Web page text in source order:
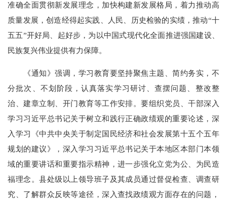
准确全面贯彻新发展理念，加快构建新发展格局，着力推动高
质量发展，创造经得起实践、人民、历史检验的实绩，推动“十
五五”开好局、起好步，为以中国式现代化全面推进强国建设、
民族复兴伟业提供有力保障。
《通知》强调，学习教育要坚持聚焦主题、简约务实，不
分批次、不划阶段，认真落实学习研讨、查摆问题、整改整
治、建章立制、开门教育等工作安排。要组织党员、干部深入
学习习近平总书记关于树立和践行正确政绩观的重要论述，深
入学习《中共中央关于制定国民经济和社会发展第十五个五年
规划的建议》，深入学习习近平总书记关于本地区本部门本领
域的重要讲话和重要指示精神，进一步强化立党为公、为民造
福理念。县处级以上领导班子及其成员通过督促检查、调查研
究、了解群众反映等途径，深入查找政绩观方面存在的问题，